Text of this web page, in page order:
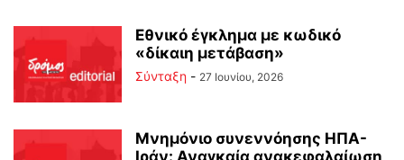
Εθνικό έγκλημα με κωδικό
«δίκαιη μετάβαση»
Σύνταξη - 27 Ιουνίου, 2026
Μνημόνιο συνεννόησης ΗΠΑ-
Ιράν: Αναγκαία ανακεφαλαίωση